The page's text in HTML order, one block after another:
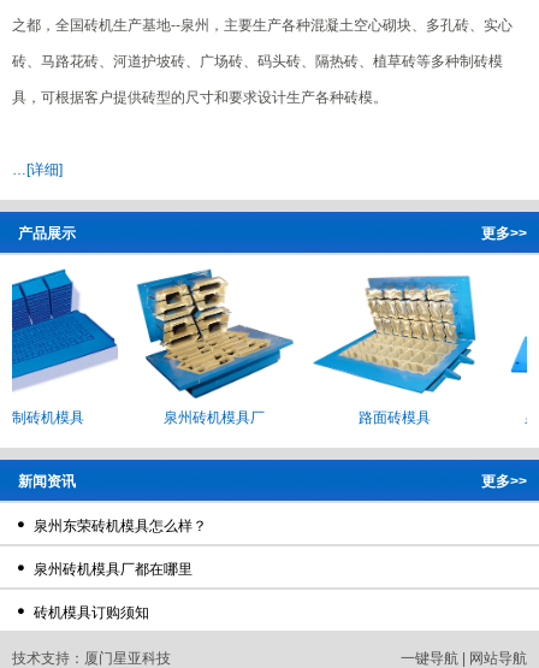
之都，全国砖机生产基地--泉州，主要生产各种混凝土空心砌块、多孔砖、实心
砖、马路花砖、河道护坡砖、广场砖、码头砖、隔热砖、植草砖等多种制砖模
具，可根据客户提供砖型的尺寸和要求设计生产各种砖模。
…[详细]
更多>>
产品展示
州制砖机模具 泉州砖机模具厂 路面砖模具
更多>>
新闻资讯
泉州东荣砖机模具怎么样？
泉州砖机模具厂都在哪里
砖机模具订购须知
一键导航 网站导航
技术支持： 厦门星亚科技